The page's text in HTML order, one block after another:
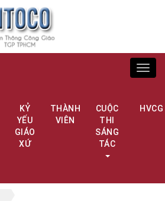
KỶ
YẾU
GIÁO
XỨ
THÀNH
VIÊN
CUỘC
THI
SÁNG
TÁC
HVCG